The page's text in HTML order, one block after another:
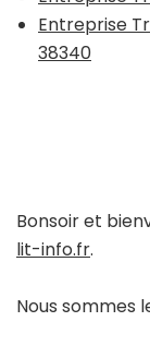
Entreprise
38340
Bonsoir et
lit-info.fr.
Nous sommes